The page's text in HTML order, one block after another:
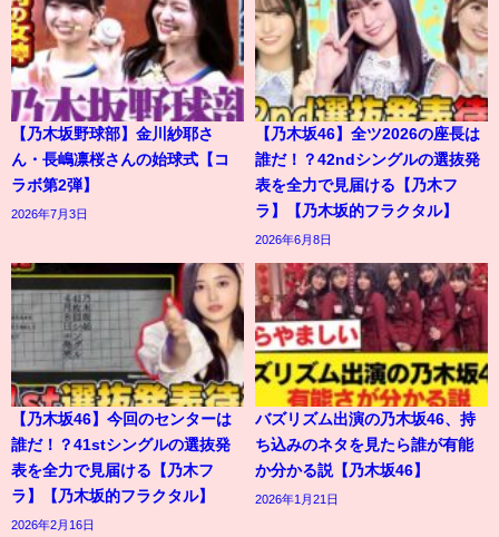
【乃木坂野球部】金川紗耶さ
ん・長嶋凛桜さんの始球式【コ
ラボ第2弾】
2026年7月3日
【乃木坂46】全ツ2026の座長は
誰だ！？42ndシングルの選抜発
表を全力で見届ける【乃木フ
ラ】【乃木坂的フラクタル】
2026年6月8日
【乃木坂46】今回のセンターは
誰だ！？41stシングルの選抜発
表を全力で見届ける【乃木フ
ラ】【乃木坂的フラクタル】
2026年2月16日
バズリズム出演の乃木坂46、持
ち込みのネタを見たら誰が有能
か分かる説【乃木坂46】
2026年1月21日